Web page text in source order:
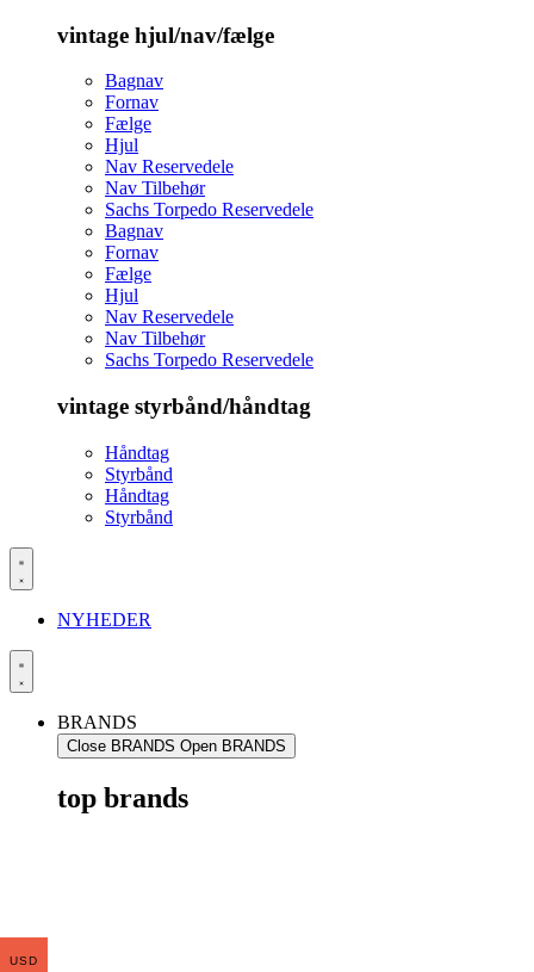
vintage hjul/nav/fælge
Bagnav
Fornav
Fælge
Hjul
Nav Reservedele
Nav Tilbehør
Sachs Torpedo Reservedele
Bagnav
Fornav
Fælge
Hjul
Nav Reservedele
Nav Tilbehør
Sachs Torpedo Reservedele
vintage styrbånd/håndtag
Håndtag
Styrbånd
Håndtag
Styrbånd
NYHEDER
BRANDS
Close BRANDS Open BRANDS
top brands
USD